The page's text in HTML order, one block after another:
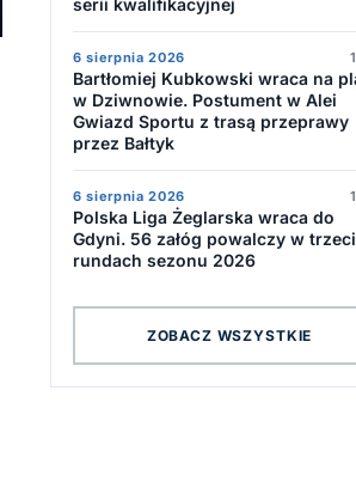
serii kwalifikacyjnej
6 sierpnia 2026
Bartłomiej Kubkowski wraca na
w Dziwnowie. Postument w Alei
Gwiazd Sportu z trasą przeprawy
przez Bałtyk
6 sierpnia 2026
Polska Liga Żeglarska wraca do
Gdyni. 56 załóg powalczy w
rundach sezonu 2026
ZOBACZ WSZYSTKIE